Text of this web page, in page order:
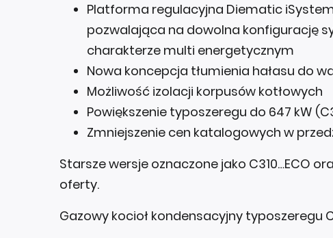
Platforma regulacyjna Diematic
pozwalająca na dowolna konfigurację
charakterze multi energetycznym
Nowa koncepcja tłumienia hałasu do
Możliwość izolacji korpusów kotłowych
Powiększenie typoszeregu do 647 kW
Zmniejszenie cen katalogowych w
Starsze wersje oznaczone jako C310…ECO
oferty.
Gazowy kocioł kondensacyjny typoszeregu